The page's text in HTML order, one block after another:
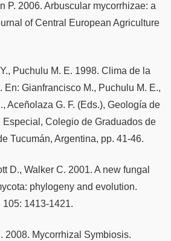
P. 2006. Arbuscular mycorrhizae: a
of Central European Agriculture
Puchulu M. E. 1998. Clima de la
En: Gianfrancisco M., Puchulu M. E.,
Aceñolaza G. F. (Eds.), Geología de
Colegio de Graduados de
Tucumán, Argentina, pp. 41-46.
D., Walker C. 2001. A new fungal
phylogeny and evolution.
1413-1421.
2008. Mycorrhizal Symbiosis.